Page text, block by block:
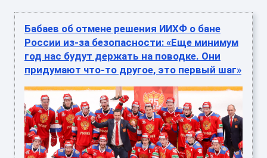
Бабаев об отмене решения ИИХФ о бане
России из-за безопасности: «Еще минимум
год нас будут держать на поводке. Они
придумают что-то другое, это первый шаг»